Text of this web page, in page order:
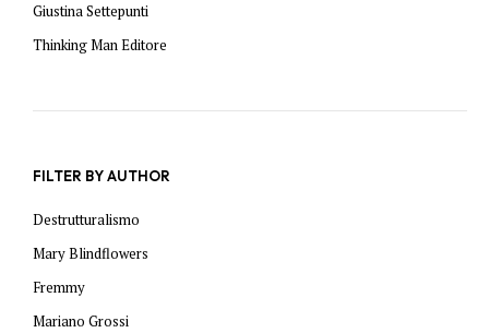
Giustina Settepunti
Thinking Man Editore
FILTER BY AUTHOR
Destrutturalismo
Mary Blindflowers
Fremmy
Mariano Grossi